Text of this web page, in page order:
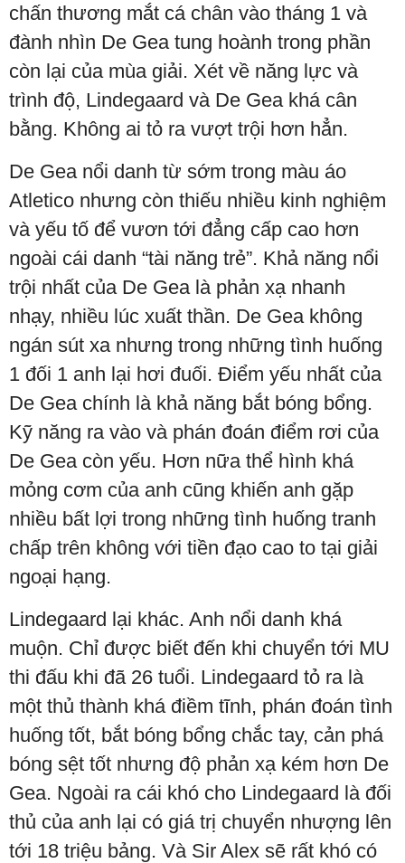
chấn thương mắt cá chân vào tháng 1 và
đành nhìn De Gea tung hoành trong phần
còn lại của mùa giải. Xét về năng lực và
trình độ, Lindegaard và De Gea khá cân
bằng. Không ai tỏ ra vượt trội hơn hẳn.
De Gea nổi danh từ sớm trong màu áo
Atletico nhưng còn thiếu nhiều kinh nghiệm
và yếu tố để vươn tới đẳng cấp cao hơn
ngoài cái danh “tài năng trẻ”. Khả năng nổi
trội nhất của De Gea là phản xạ nhanh
nhạy, nhiều lúc xuất thần. De Gea không
ngán sút xa nhưng trong những tình huống
1 đối 1 anh lại hơi đuối. Điểm yếu nhất của
De Gea chính là khả năng bắt bóng bổng.
Kỹ năng ra vào và phán đoán điểm rơi của
De Gea còn yếu. Hơn nữa thể hình khá
mỏng cơm của anh cũng khiến anh gặp
nhiều bất lợi trong những tình huống tranh
chấp trên không với tiền đạo cao to tại giải
ngoại hạng.
Lindegaard lại khác. Anh nổi danh khá
muộn. Chỉ được biết đến khi chuyển tới MU
thi đấu khi đã 26 tuổi. Lindegaard tỏ ra là
một thủ thành khá điềm tĩnh, phán đoán tình
huống tốt, bắt bóng bổng chắc tay, cản phá
bóng sệt tốt nhưng độ phản xạ kém hơn De
Gea. Ngoài ra cái khó cho Lindegaard là đối
thủ của anh lại có giá trị chuyển nhượng lên
tới 18 triệu bảng. Và Sir Alex sẽ rất khó có